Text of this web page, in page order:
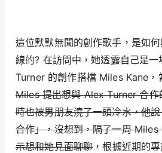
這位默默無聞的創作歌手，是如
線的? 在訪問中，她透露自己是
Turner 的創作搭檔 Miles Kane，
Miles 提出想與 Alex Turner 合作
時也被男朋友澆了一頭冷水，他
合作」，沒想到，隔了一周
示想和她見面聊聊，根據近期的